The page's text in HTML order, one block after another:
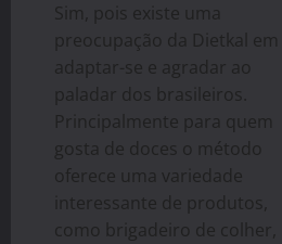
Sim, pois existe uma
preocupação da Dietkal em
adaptar-se e agradar ao
paladar dos brasileiros.
Principalmente para quem
gosta de doces o método
oferece uma variedade
interessante de produtos,
como brigadeiro de colher,